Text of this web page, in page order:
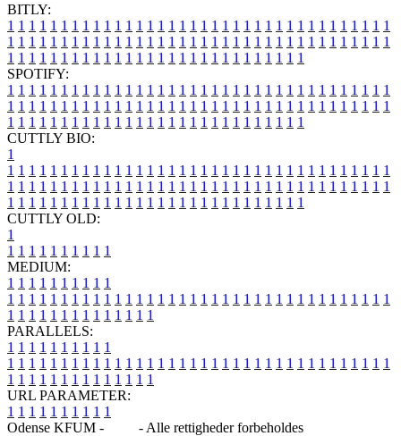
BITLY:
1 1 1 1 1 1 1 1 1 1 1 1 1 1 1 1 1 1 1 1 1 1 1 1 1 1 1 1 1 1 1 1 1 1 1 1
1 1 1 1 1 1 1 1 1 1 1 1 1 1 1 1 1 1 1 1 1 1 1 1 1 1 1 1 1 1 1 1 1 1 1 1
1 1 1 1 1 1 1 1 1 1 1 1 1 1 1 1 1 1 1 1 1 1 1 1 1 1 1 1
SPOTIFY:
1 1 1 1 1 1 1 1 1 1 1 1 1 1 1 1 1 1 1 1 1 1 1 1 1 1 1 1 1 1 1 1 1 1 1 1
1 1 1 1 1 1 1 1 1 1 1 1 1 1 1 1 1 1 1 1 1 1 1 1 1 1 1 1 1 1 1 1 1 1 1 1
1 1 1 1 1 1 1 1 1 1 1 1 1 1 1 1 1 1 1 1 1 1 1 1 1 1 1 1
CUTTLY BIO:
1
1 1 1 1 1 1 1 1 1 1 1 1 1 1 1 1 1 1 1 1 1 1 1 1 1 1 1 1 1 1 1 1 1 1 1 1
1 1 1 1 1 1 1 1 1 1 1 1 1 1 1 1 1 1 1 1 1 1 1 1 1 1 1 1 1 1 1 1 1 1 1 1
1 1 1 1 1 1 1 1 1 1 1 1 1 1 1 1 1 1 1 1 1 1 1 1 1 1 1 1
CUTTLY OLD:
1
1 1 1 1 1 1 1 1 1 1
MEDIUM:
1 1 1 1 1 1 1 1 1 1
1 1 1 1 1 1 1 1 1 1 1 1 1 1 1 1 1 1 1 1 1 1 1 1 1 1 1 1 1 1 1 1 1 1 1 1
1 1 1 1 1 1 1 1 1 1 1 1 1 1
PARALLELS:
1 1 1 1 1 1 1 1 1 1
1 1 1 1 1 1 1 1 1 1 1 1 1 1 1 1 1 1 1 1 1 1 1 1 1 1 1 1 1 1 1 1 1 1 1 1
1 1 1 1 1 1 1 1 1 1 1 1 1 1
URL PARAMETER:
1 1 1 1 1 1 1 1 1 1
Odense KFUM -
- Alle rettigheder forbeholdes